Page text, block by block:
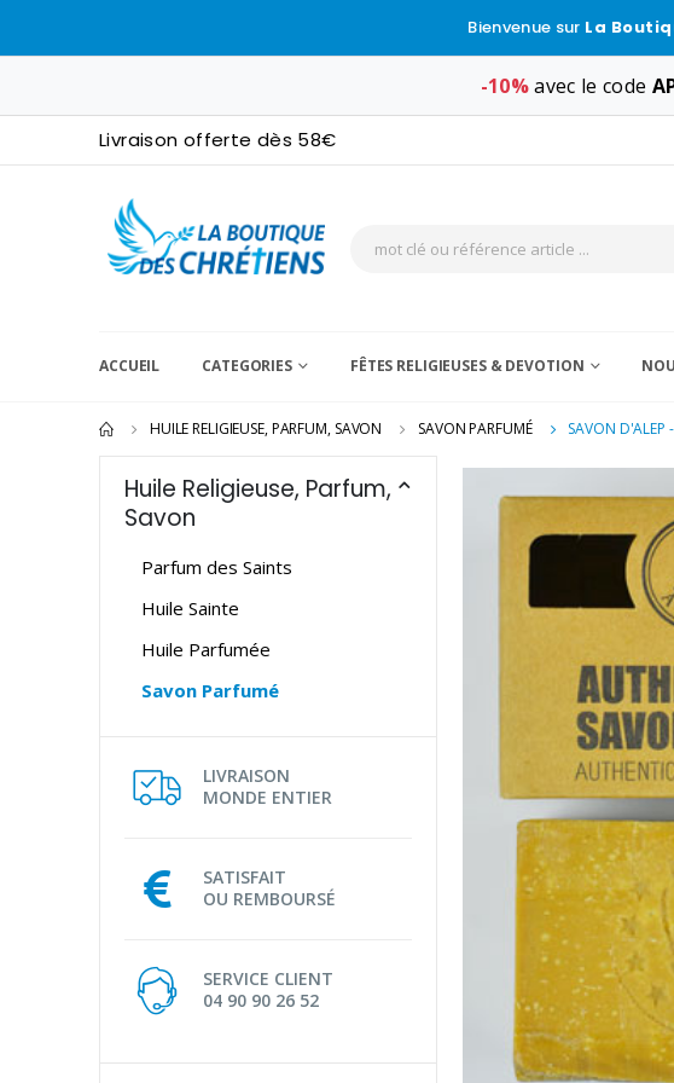
Bienvenue sur La
-10%avec le code
Livraison offerte dès 58€
ACCUEIL CATEGORIES FÊTES RELIGIEUSES & DEVOTION
HUILE RELIGIEUSE, PARFUM, SAVON SAVON PARFUMÉ SAVON D'ALEP
Huile Religieuse, Parfum,
Savon
Parfum des Saints
Huile Sainte
Huile Parfumée
Savon Parfumé
LIVRAISON
MONDE ENTIER
SATISFAIT
OU REMBOURSÉ
SERVICE CLIENT
04 90 90 26 52